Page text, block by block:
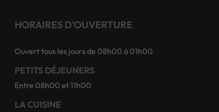
HORAIRES D'OUVERTURE
Ouvert tous les jours de 08h00 à 01h00
PETITS DÉJEUNERS
Entre 08h00 et 11h00
LA CUISINE